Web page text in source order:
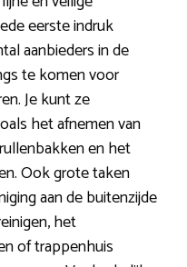
eerste indruk
aanbieders in de
te komen voor
Je kunt ze
het afnemen van
en het
Ook grote taken
aan de buitenzijde
het
of trappenhuis